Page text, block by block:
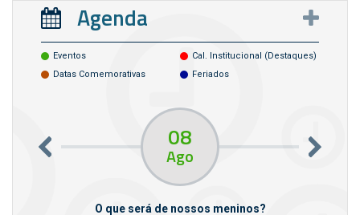
Agenda
Eventos
Cal. Institucional (destaques)
Datas Comemorativas
Feriados
08
Ago
O que será de nossos meninos?